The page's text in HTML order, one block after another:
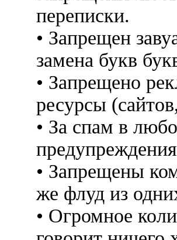
переписки.
• Запрещен
замена букв
• Запрещено
ресурсы
• За спам в
• Запрещены
же флуд из
• Огромное